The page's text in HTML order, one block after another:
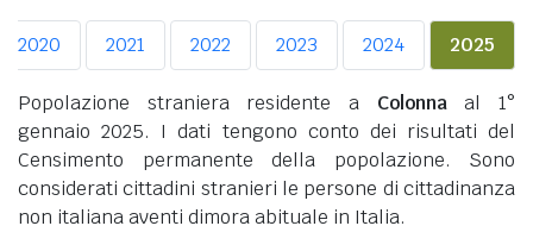
2020 2021 2022 2023 2024 2025
Popolazione straniera residente a Colonnaal 1°
gennaio 2025. I dati tengono conto dei risultati del
Censimento permanente della popolazione. Sono
considerati cittadini stranieri le persone di cittadinanza
non italiana aventi dimora abituale in Italia.